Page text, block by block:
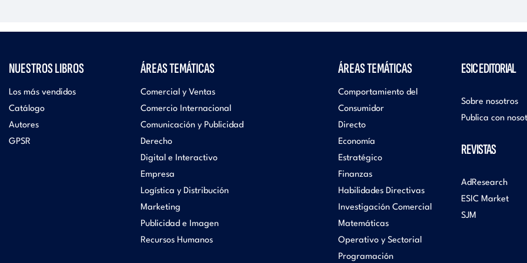
NUESTROS LIBROS
Los más vendidos
Catálogo
Autores
GPSR
ÁREAS TEMÁTICAS
Comercial y Ventas
Comercio Internacional
Comunicación y Publicidad
Derecho
Digital e Interactivo
Empresa
Logística y Distribución
Marketing
Publicidad e Imagen
Recursos Humanos
ÁREAS TEMÁTICAS
Comportamiento del
Consumidor
Directo
Economía
Estratégico
Finanzas
Habilidades Directivas
Investigación Comercial
Matemáticas
Operativo y Sectorial
Programación
ESIC EDITORIAL
Sobre nosotros
Publica con
REVISTAS
AdResearch
ESIC Market
SJM